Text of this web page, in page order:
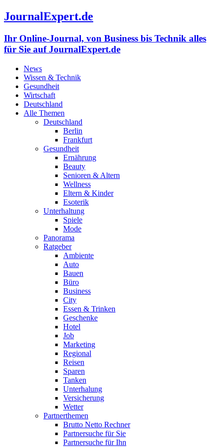
JournalExpert.de
Ihr Online-Journal, von Business bis Technik alles
für Sie auf JournalExpert.de
News
Wissen & Technik
Gesundheit
Wirtschaft
Deutschland
Alle Themen
Deutschland
Berlin
Frankfurt
Gesundheit
Ernährung
Beauty
Senioren & Altern
Wellness
Eltern & Kinder
Esoterik
Unterhaltung
Spiele
Mode
Panorama
Ratgeber
Ambiente
Auto
Bauen
Büro
Business
City
Essen & Trinken
Geschenke
Hotel
Job
Marketing
Regional
Reisen
Sparen
Tanken
Unterhalung
Versicherung
Wetter
Partnerthemen
Brutto Netto Rechner
Partnersuche für Sie
Partnersuche für Ihn